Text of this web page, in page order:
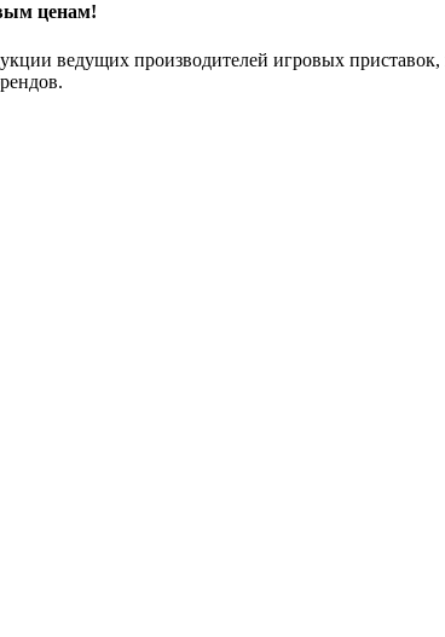
ценам!
ведущих производителей игровых